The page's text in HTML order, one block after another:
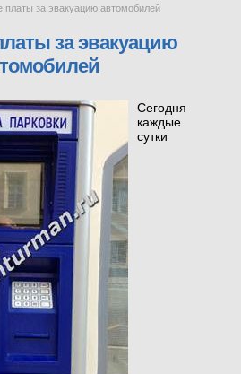
ГЛАВНАЯ
УСЛУГИ
ЦЕНЫ
ОТЗЫВЫ
НАГРАДЫ
ВАКАНСИИ
платы за эвакуацию автомобилей
за эвакуацию
Сегодня
каждые
сутки